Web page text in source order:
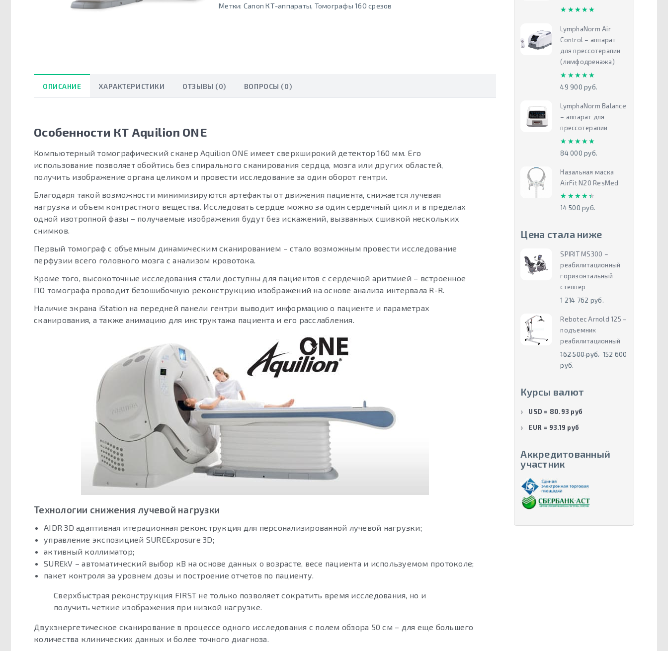
Метки: Canon КТ-аппараты, Томографы 160 срезов
ОПИСАНИЕ ХАРАКТЕРИСТИКИ ОТЗЫВЫ (0) ВОПРОСЫ (0)
Особенности КТ Aquilion ONE
Компьютерный томографический сканер Aquilion ONE имеет сверхширокий детектор 160 мм. Его
использование позволяет обойтись без спирального сканирования сердца, мозга или других областей,
получить изображение органа целиком и провести исследование за один оборот гентри.
Благодаря такой возможности минимизируются артефакты от движения пациента, снижается лучевая
нагрузка и объем контрастного вещества. Исследовать сердце можно за один сердечный цикл и в пределах
одной изотропной фазы – получаемые изображения будут без искажений, вызванных сшивкой нескольких
снимков.
Первый томограф с объемным динамическим сканированием – стало возможным провести исследование
перфузии всего головного мозга с анализом кровотока.
Кроме того, высокоточные исследования стали доступны для пациентов с сердечной аритмией – встроенное
ПО томографа проводит безошибочную реконструкцию изображений на основе анализа интервала R-R.
Наличие экрана iStation на передней панели гентри выводит информацию о пациенте и параметрах
сканирования, а также анимацию для инструктажа пациента и его расслабления.
Технологии снижения лучевой нагрузки
AIDR 3D адаптивная итерационная реконструкция для персонализированной лучевой нагрузки;
управление экспозицией SUREExposure 3D;
активный коллиматор;
SUREkV – автоматический выбор кВ на основе данных о возрасте, весе пациента и используемом протоколе;
пакет контроля за уровнем дозы и построение отчетов по пациенту.
Сверхбыстрая реконструкция FIRST не только позволяет сократить время исследования, но и
получить четкие изображения при низкой нагрузке.
Двухэнергетическое сканирование в процессе одного исследования с полем обзора 50 см – для еще большего
количества клинических данных и более точного диагноза.
★★★★★
★★★★★
LymphaNorm Air
Control – аппарат
для прессотерапии
(лимфодренажа)
★★★★★
★★★★★
49 900 руб.
LymphaNorm Balance
– аппарат для
прессотерапии
★★★★★
★★★★★
84 000 руб.
Назальная маска
AirFit N20 ResMed
★★★★★
★★★★★
14 500 руб.
Цена стала ниже
SPIRIT MS300 –
реабилитационный
горизонтальный
степпер
1 214 762 руб.
Rebotec Arnold 125 –
подъемник
реабилитационный
162 500 руб. 152 600
руб.
Курсы валют
USD = 80.93 руб
EUR = 93.19 руб
Аккредитованный
участник